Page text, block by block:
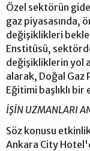
Özel sektörün
gaz piyasasında,
değişiklikleri
Enstitüsü,
değişikliklerin yol
alarak, Doğal Gaz
Eğitimi başlıklı
İŞİN UZMANLARI
Söz konusu
Ankara City